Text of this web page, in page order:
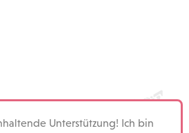
Unterstützung! Ich bin